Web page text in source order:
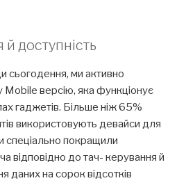
й доступність
сьогодення, ми активно
версію, яка функціонує
гаджетів. Більше ніж 65%
використовують девайси для
спеціально покращили
відповідно до тач- керування й
даних на сорок відсотків